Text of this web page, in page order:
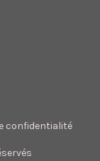
confidentialité